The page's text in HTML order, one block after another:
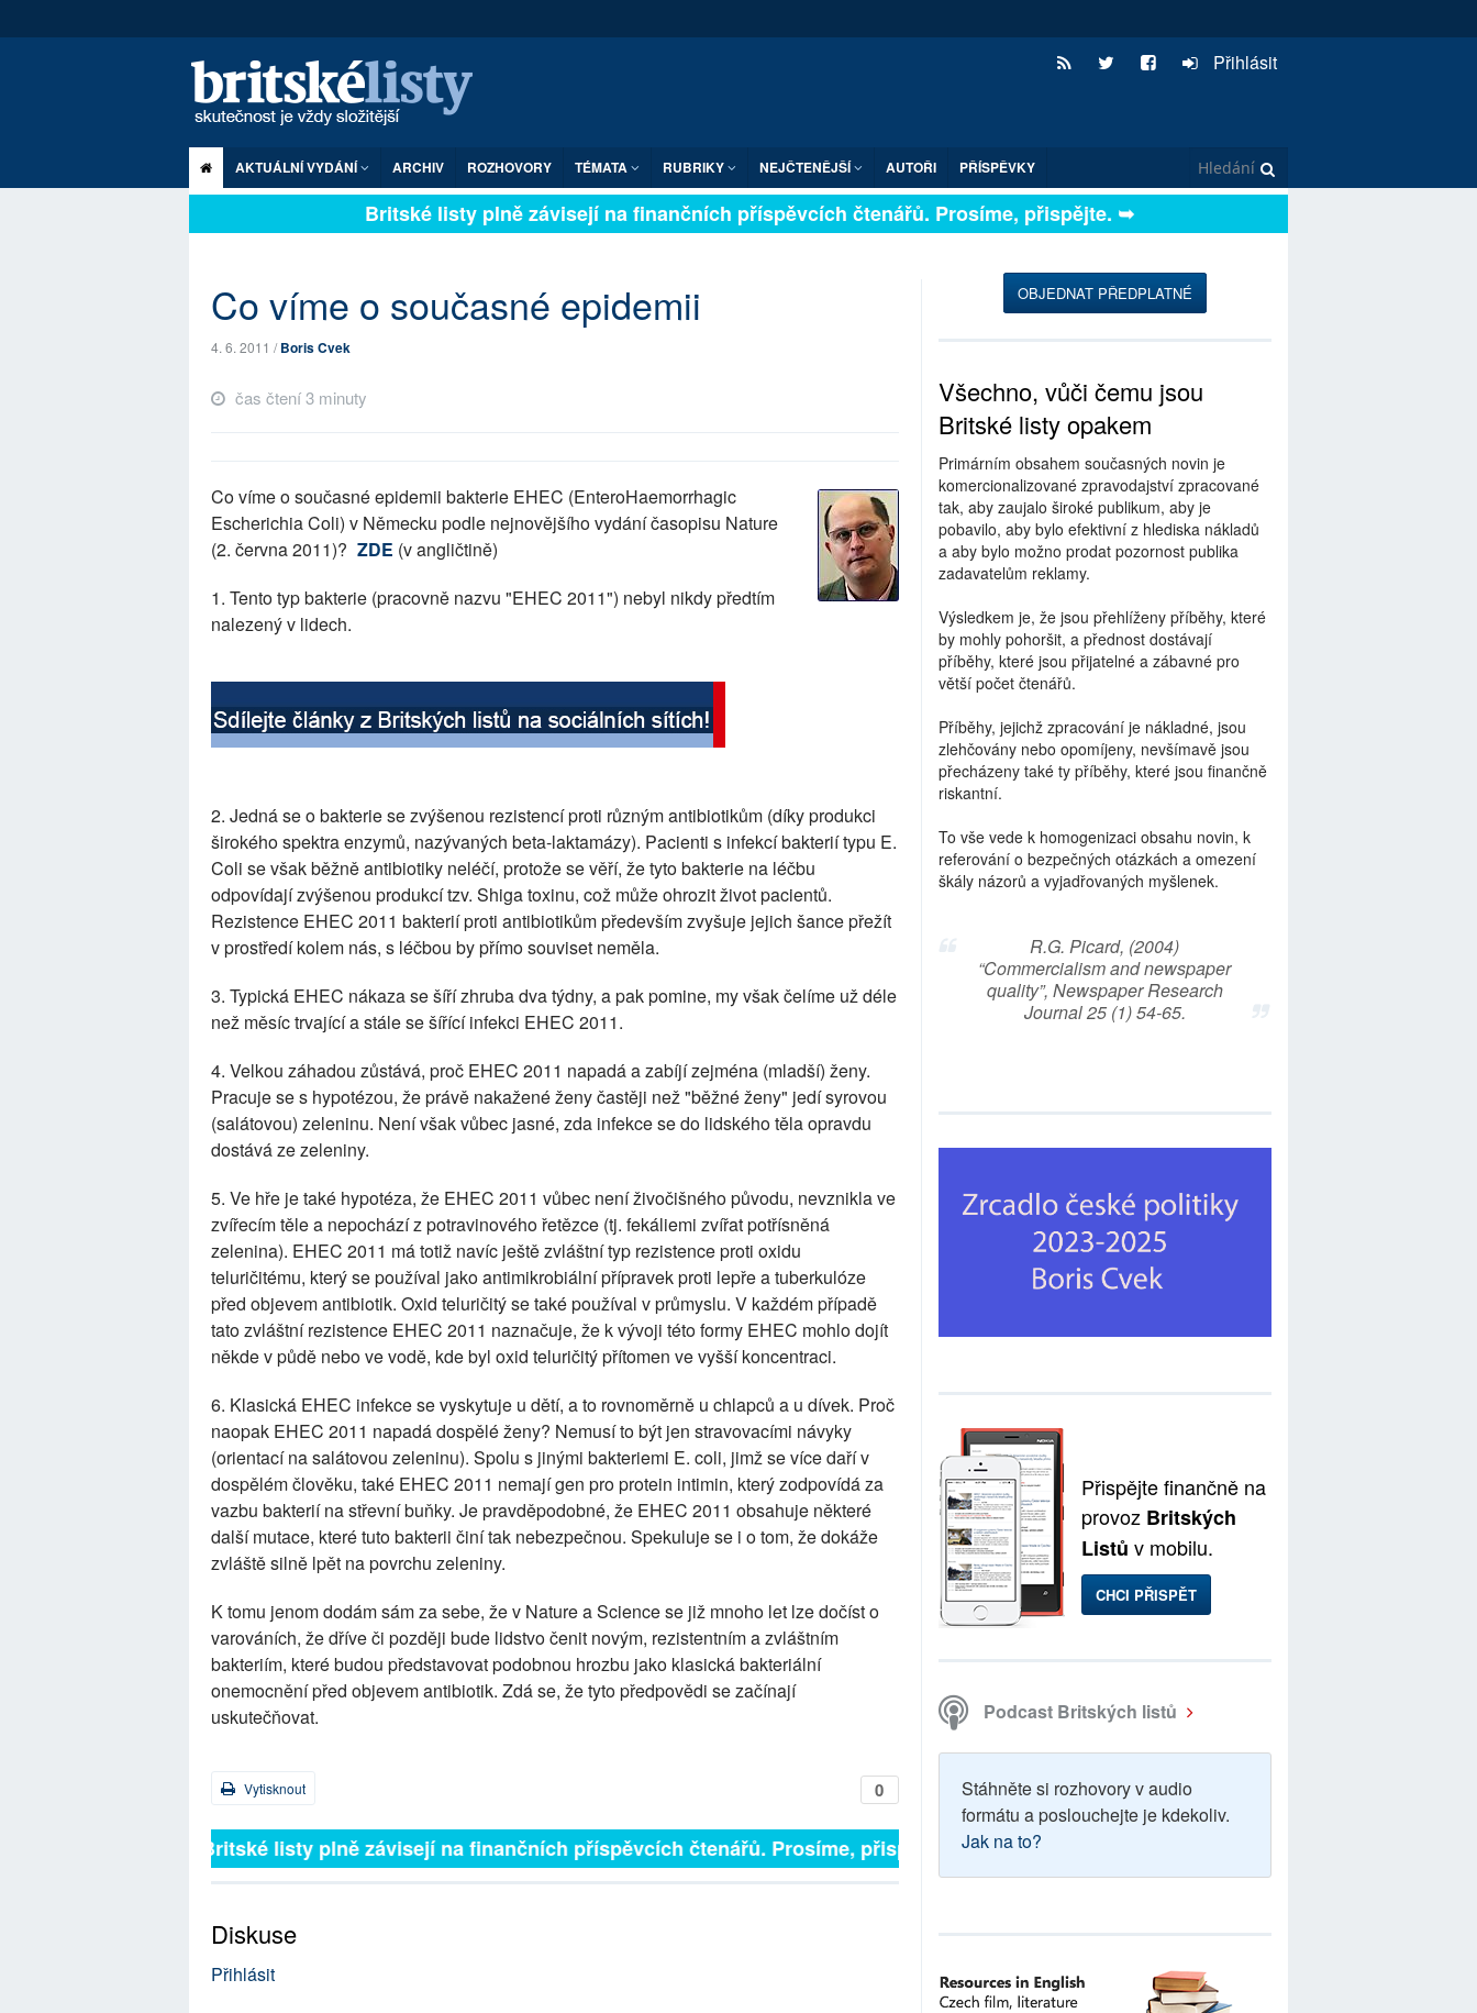
Přihlásit
AKTUÁLNÍ VYDÁNÍ ARCHIV ROZHOVORY TÉMATA RUBRIKY NEJČTENĚJŠÍ AUTOŘI PŘÍSPĚVKY
Britské listy plně závisejí na finančních příspěvcích čtenářů. Prosíme, přispějte. ➥
Co víme o současné epidemii
4. 6. 2011 /Boris Cvek
čas čtení 3 minuty
Co víme o současné epidemii bakterie EHEC (EnteroHaemorrhagic
Escherichia Coli) v Německu podle nejnovějšího vydání časopisu Nature
(2. června 2011)? ZDE (v angličtině)
1. Tento typ bakterie (pracovně nazvu "EHEC 2011") nebyl nikdy předtím
nalezený v lidech.
2. Jedná se o bakterie se zvýšenou rezistencí proti různým antibiotikům (díky produkci
širokého spektra enzymů, nazývaných beta-laktamázy). Pacienti s infekcí bakterií typu E.
Coli se však běžně antibiotiky neléčí, protože se věří, že tyto bakterie na léčbu
odpovídají zvýšenou produkcí tzv. Shiga toxinu, což může ohrozit život pacientů.
Rezistence EHEC 2011 bakterií proti antibiotikům především zvyšuje jejich šance přežít
v prostředí kolem nás, s léčbou by přímo souviset neměla.
3. Typická EHEC nákaza se šíří zhruba dva týdny, a pak pomine, my však čelíme už déle
než měsíc trvající a stále se šířící infekci EHEC 2011.
4. Velkou záhadou zůstává, proč EHEC 2011 napadá a zabíjí zejména (mladší) ženy.
Pracuje se s hypotézou, že právě nakažené ženy častěji než "běžné ženy" jedí syrovou
(salátovou) zeleninu. Není však vůbec jasné, zda infekce se do lidského těla opravdu
dostává ze zeleniny.
5. Ve hře je také hypotéza, že EHEC 2011 vůbec není živočišného původu, nevznikla ve
zvířecím těle a nepochází z potravinového řetězce (tj. fekáliemi zvířat potřísněná
zelenina). EHEC 2011 má totiž navíc ještě zvláštní typ rezistence proti oxidu
teluričitému, který se používal jako antimikrobiální přípravek proti lepře a tuberkulóze
před objevem antibiotik. Oxid teluričitý se také používal v průmyslu. V každém případě
tato zvláštní rezistence EHEC 2011 naznačuje, že k vývoji této formy EHEC mohlo dojít
někde v půdě nebo ve vodě, kde byl oxid teluričitý přítomen ve vyšší koncentraci.
6. Klasická EHEC infekce se vyskytuje u dětí, a to rovnoměrně u chlapců a u dívek. Proč
naopak EHEC 2011 napadá dospělé ženy? Nemusí to být jen stravovacími návyky
(orientací na salátovou zeleninu). Spolu s jinými bakteriemi E. coli, jimž se více daří v
dospělém člověku, také EHEC 2011 nemají gen pro protein intimin, který zodpovídá za
vazbu bakterií na střevní buňky. Je pravděpodobné, že EHEC 2011 obsahuje některé
další mutace, které tuto bakterii činí tak nebezpečnou. Spekuluje se i o tom, že dokáže
zvláště silně lpět na povrchu zeleniny.
K tomu jenom dodám sám za sebe, že v Nature a Science se již mnoho let lze dočíst o
varováních, že dříve či později bude lidstvo čenit novým, rezistentním a zvláštním
bakteriím, které budou představovat podobnou hrozbu jako klasická bakteriální
onemocnění před objevem antibiotik. Zdá se, že tyto předpovědi se začínají
uskutečňovat.
0
Vytisknout
Britské listy plně závisejí na finančních příspěvcích čtenářů. Prosíme, přispějte. ➥
Diskuse
Přihlásit
OBJEDNAT PŘEDPLATNÉ
Všechno, vůči čemu jsou
Britské listy opakem
Primárním obsahem současných novin je
komercionalizované zpravodajství zpracované
tak, aby zaujalo široké publikum, aby je
pobavilo, aby bylo efektivní z hlediska nákladů
a aby bylo možno prodat pozornost publika
zadavatelům reklamy.
Výsledkem je, že jsou přehlíženy příběhy, které
by mohly pohoršit, a přednost dostávají
příběhy, které jsou přijatelné a zábavné pro
větší počet čtenářů.
Příběhy, jejichž zpracování je nákladné, jsou
zlehčovány nebo opomíjeny, nevšímavě jsou
přecházeny také ty příběhy, které jsou finančně
riskantní.
To vše vede k homogenizaci obsahu novin, k
referování o bezpečných otázkách a omezení
škály názorů a vyjadřovaných myšlenek.
R.G. Picard, (2004)
“Commercialism and newspaper
quality”, Newspaper Research
Journal 25 (1) 54-65.
Přispějte finančně na
provoz Britských
Listů v mobilu.
CHCI PŘISPĚT
Podcast Britských listů
Stáhněte si rozhovory v audio
formátu a poslouchejte je kdekoliv.
Jak na to?